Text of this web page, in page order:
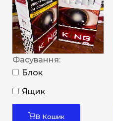
Фасування:
Блок
Ящик
В Кошик